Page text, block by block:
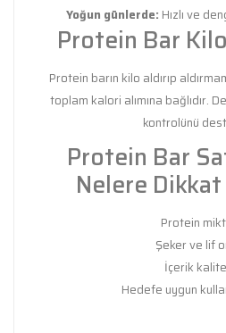
Yoğun günlerde: Hızlı ve
Protein Bar Kilo
Protein barın kilo aldırıp
toplam kalori alımına bağlıdır.
kontrolünü
Protein Bar
Nelere
Protein
Şeker ve lif
İçerik
Hedefe uygun